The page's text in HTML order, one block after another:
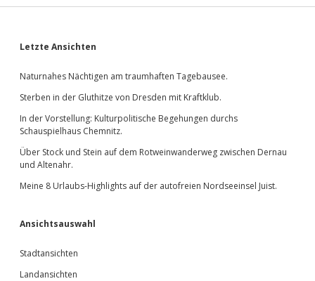
Sidebar
Letzte Ansichten
Naturnahes Nächtigen am traumhaften Tagebausee.
Sterben in der Gluthitze von Dresden mit Kraftklub.
In der Vorstellung: Kulturpolitische Begehungen durchs
Schauspielhaus Chemnitz.
Über Stock und Stein auf dem Rotweinwanderweg zwischen Dernau
und Altenahr.
Meine 8 Urlaubs-Highlights auf der autofreien Nordseeinsel Juist.
Ansichtsauswahl
Stadtansichten
Landansichten